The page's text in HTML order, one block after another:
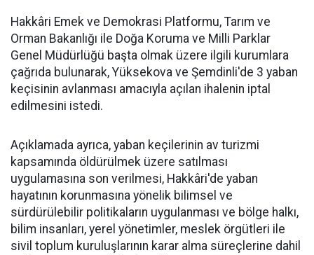
Hakkâri Emek ve Demokrasi Platformu, Tarım ve
Orman Bakanlığı ile Doğa Koruma ve Milli Parklar
Genel Müdürlüğü başta olmak üzere ilgili kurumlara
çağrıda bulunarak, Yüksekova ve Şemdinli'de 3 yaban
keçisinin avlanması amacıyla açılan ihalenin iptal
edilmesini istedi.
Açıklamada ayrıca, yaban keçilerinin av turizmi
kapsamında öldürülmek üzere satılması
uygulamasına son verilmesi, Hakkâri'de yaban
hayatının korunmasına yönelik bilimsel ve
sürdürülebilir politikaların uygulanması ve bölge halkı,
bilim insanları, yerel yönetimler, meslek örgütleri ile
sivil toplum kuruluşlarının karar alma süreçlerine dahil